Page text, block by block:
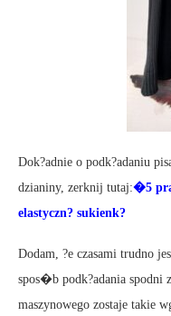
Dok?adnie o podk?adaniu
dzianiny, zerknij tutaj:�5
elastyczn? sukienk?
Dodam, ?e czasami trudno
spos�b podk?adania spodni
maszynowego zostaje takie